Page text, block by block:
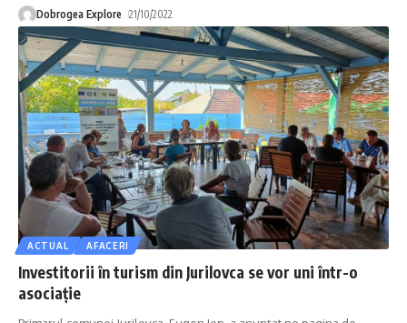
Dobrogea Explore 21/10/2022
ACTUAL AFACERI
Investitorii în turism din Jurilovca se vor uni într-o
asociație